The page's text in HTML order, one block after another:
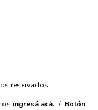
reservados.
ingresá acá. / Botón